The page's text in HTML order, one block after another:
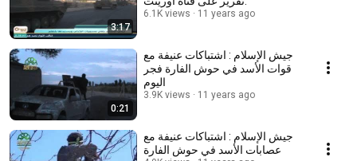
3:17
6.1K views 11 years ago
0:21
جيش الإسلام : اشتباكات عنيفة مع
قوات الأسد في حوش الفارة فجر
اليوم
3.9K views 11 years ago
جيش الإسلام : اشتباكات عنيفة مع
عصابات الأسد في حوش الفارة